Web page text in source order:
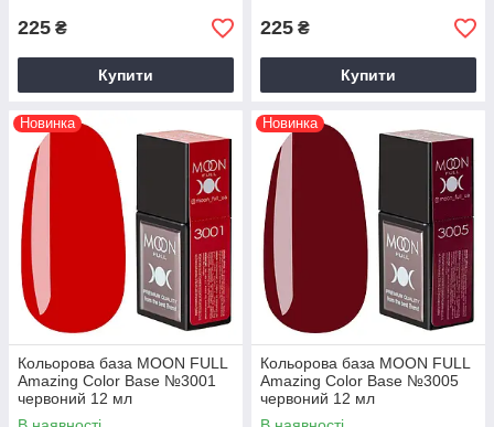
225 ₴
Купити
225 ₴
Купити
Новинка
Кольорова база MOON FULL
Amazing Color Base №3001
червоний 12 мл
Новинка
Кольорова база MOON FULL
Amazing Color Base №3005
червоний 12 мл